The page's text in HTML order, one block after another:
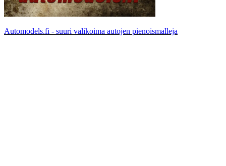
Automodels.fi - suuri valikoima autojen pienoismalleja